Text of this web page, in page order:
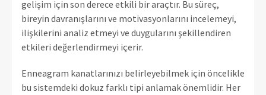
gelişim için son derece etkili bir araçtır. Bu süreç,
bireyin davranışlarını ve motivasyonlarını incelemeyi,
ilişkilerini analiz etmeyi ve duygularını şekillendiren
etkileri değerlendirmeyi içerir.
Enneagram kanatlarınızı belirleyebilmek için öncelikle
bu sistemdeki dokuz farklı tipi anlamak önemlidir. Her